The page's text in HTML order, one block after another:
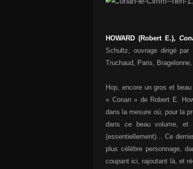
HOWARD (Robert E.),
Schultz, ouvrage dirigé par
Truchaud, Paris,
Hop, encore un gros et
« Conan » de Robert E.
dans la mesure où, pour la
dans ce beau volume, et
(essentiellement)… Ce
plus célèbre personnage,
coupant ici, rajoutant là, et